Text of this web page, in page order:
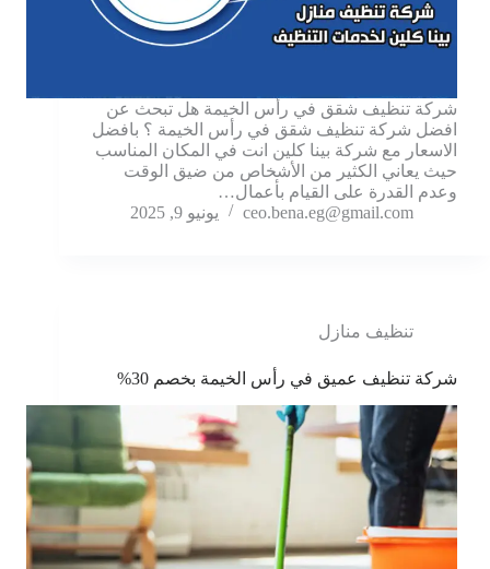
شركة تنظيف شقق في رأس الخيمة هل تبحث عن
افضل شركة تنظيف شقق في رأس الخيمة ؟ بافضل
الاسعار مع شركة بينا كلين انت في المكان المناسب
حيث يعاني الكثير من الأشخاص من ضيق الوقت
وعدم القدرة على القيام بأعمال…
ceo.bena.eg@gmail.com
يونيو 9, 2025
تنظيف منازل
شركة تنظيف عميق في رأس الخيمة بخصم 30%